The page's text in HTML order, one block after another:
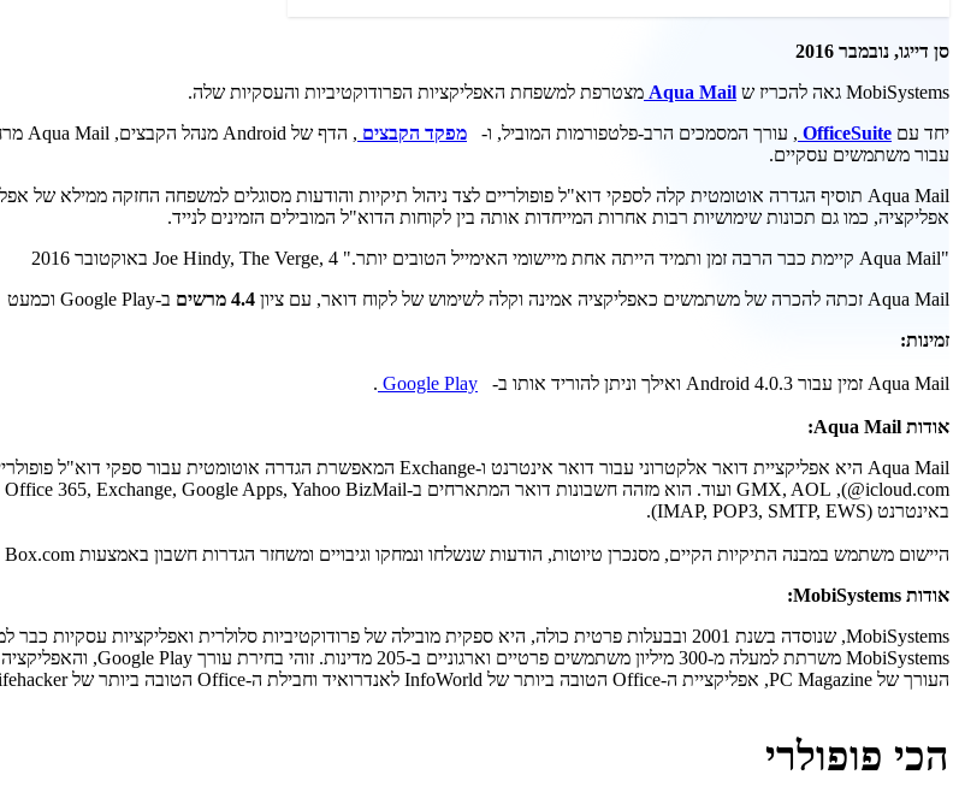
סן דייגו, נובמבר 2016
MobiSystems גאה להכריז ש
Aqua Mail מצטרפת למשפחת האפליקציות הפרודוקטיביות והעסקיות שלה.
יחד עם OfficeSuite , עורך המסמכים הרב-פלטפורמות המוביל, ו- מפקד הקבצים
עבור משתמשים עסקיים.
אפליקציה, כמו גם תכונות שימושיות רבות אחרות המייחדות אותה בין לקוחות הדוא"ל המובילים הזמינים לנייד.
"Aqua Mail קיימת כבר הרבה זמן ותמיד הייתה אחת מיישומי האימייל הטובים יותר." Joe Hindy, The Verge, 4 באוקטובר 2016
Aqua Mail זכתה להכרה של משתמשים כאפליקציה אמינה וקלה לשימוש של לקוח דואר, עם ציון
4.4 מרשים ב-Google Play וכמעט
זמינות:
Aqua Mail זמין עבור Android 4.0.3 ואילך וניתן להוריד אותו ב- Google Play
.
אודות Aqua Mail:
באינטרנט (IMAP, POP3, SMTP, EWS).
היישום משתמש במבנה התיקיות הקיים, מסנכרן טיוטות, הודעות שנשלחו ונמחקו וגיבויים ומשחזר הגדרות חשבון באמצעות Dropbox, OneDrive, Box.com ו-Google Drive.
אודות MobiSystems:
העורך של PC Magazine, אפליקציית ה-Office הטובה ביותר של InfoWorld לאנדרואיד וחבילת ה-Office הטובה ביותר של Lifehacker.
הכי פופולרי